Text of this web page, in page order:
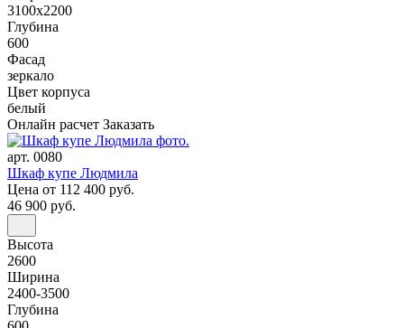
3100x2200
Глубина
600
Фасад
зеркало
Цвет корпуса
белый
Онлайн расчет Заказать
арт. 0080
Шкаф купе Людмила
Цена от 112 400 руб.
46 900 руб.
Высота
2600
Ширина
2400-3500
Глубина